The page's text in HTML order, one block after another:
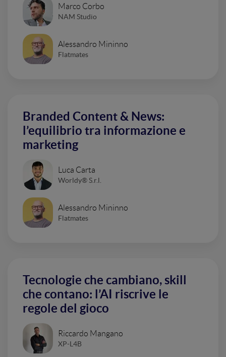
Marco Corbo
NAM Studio
Alessandro Mininno
Flatmates
Branded Content & News:
l’equilibrio tra informazione e
marketing
Luca Carta
Worldy® S.r.l.
Alessandro Mininno
Flatmates
Tecnologie che cambiano, skill
che contano: l’AI riscrive le
regole del gioco
Riccardo Mangano
XP-L4B